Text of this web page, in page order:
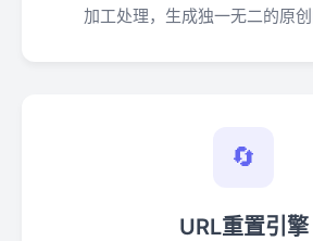
加工处理，生成独一无二的原创
🔄
URL重置引擎